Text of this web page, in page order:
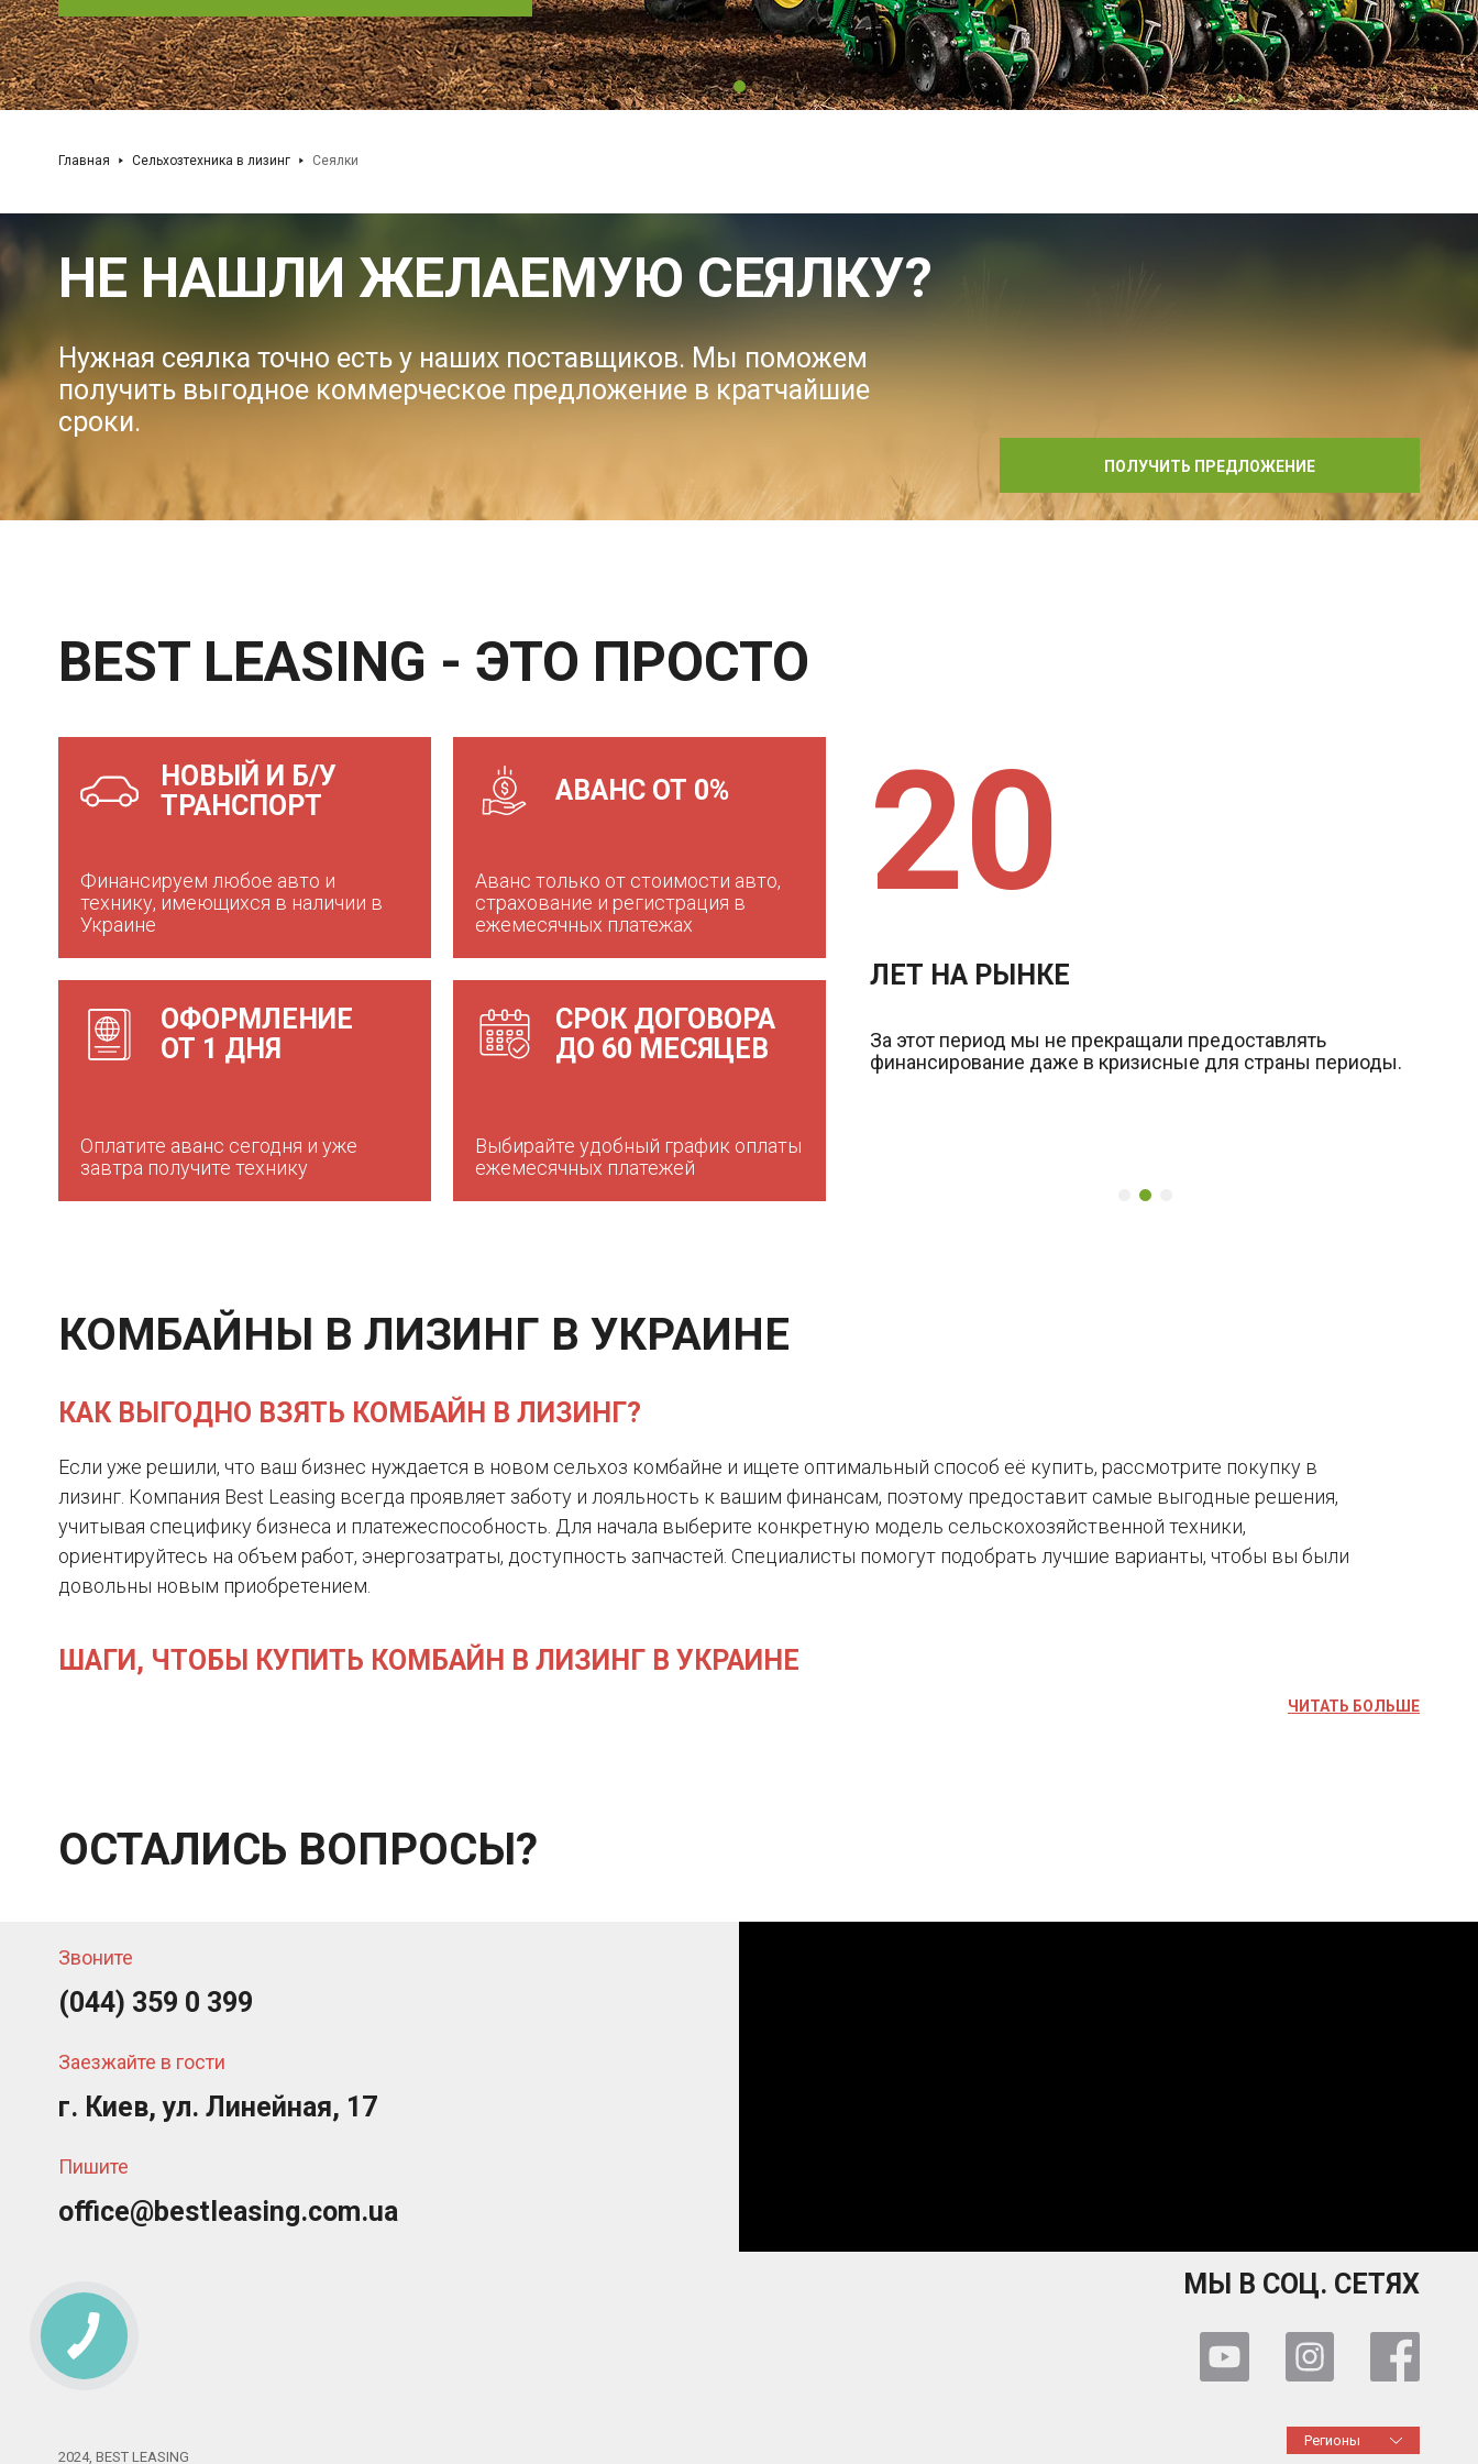
Главная Сельхозтехника в лизинг Сеялки
НЕ НАШЛИ ЖЕЛАЕМУЮ СЕЯЛКУ?
Нужная сеялка точно есть у наших поставщиков. Мы поможем
получить выгодное коммерческое предложение в кратчайшие
сроки.
ПОЛУЧИТЬ ПРЕДЛОЖЕНИЕ
BEST LEASING - ЭТО ПРОСТО
НОВЫЙ И Б/У
ТРАНСПОРТ
Финансируем любое авто и
технику, имеющихся в наличии в
Украине
АВАНС ОТ 0%
Аванс только от стоимости авто,
страхование и регистрация в
ежемесячных платежах
ОФОРМЛЕНИЕ
ОТ 1 ДНЯ
Оплатите аванс сегодня и уже
завтра получите технику
СРОК ДОГОВОРА
ДО 60 МЕСЯЦЕВ
Выбирайте удобный график оплаты
ежемесячных платежей
20
ЛЕТ НА РЫНКЕ
За этот период мы не прекращали предоставлять
финансирование даже в кризисные для страны периоды.
КОМБАЙНЫ В ЛИЗИНГ В УКРАИНЕ
КАК ВЫГОДНО ВЗЯТЬ КОМБАЙН В ЛИЗИНГ?
Если уже решили, что ваш бизнес нуждается в новом сельхоз комбайне и ищете оптимальный способ её купить, рассмотрите покупку в
лизинг. Компания Best Leasing всегда проявляет заботу и лояльность к вашим финансам, поэтому предоставит самые выгодные решения,
учитывая специфику бизнеса и платежеспособность. Для начала выберите конкретную модель сельскохозяйственной техники,
ориентируйтесь на объем работ, энергозатраты, доступность запчастей. Специалисты помогут подобрать лучшие варианты, чтобы вы были
довольны новым приобретением.
ШАГИ, ЧТОБЫ КУПИТЬ КОМБАЙН В ЛИЗИНГ В УКРАИНЕ
ЧИТАТЬ БОЛЬШЕ
ОСТАЛИСЬ ВОПРОСЫ?
Звоните
(044) 359 0 399
Заезжайте в гости
г. Киев, ул. Линейная, 17
Пишите
office@bestleasing.com.ua
МЫ В СОЦ. СЕТЯХ
Регионы
2024, BEST LEASING